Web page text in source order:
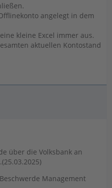
angelegt in dem
kleine Excel immer aus.
aktuellen Kontostand
über die Volksbank an
Management